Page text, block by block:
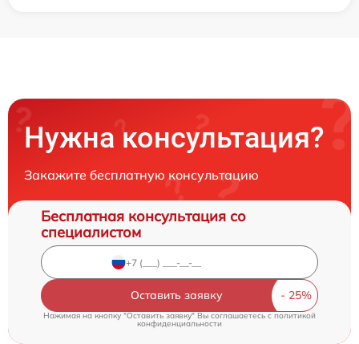
Нужна консультация?
Закажите бесплатную консультацию
Бесплатная консультация со
специалистом
Оставить заявку
Нажимая на кнопку "Оставить заявку" Вы соглашаетесь c политикой
конфиденциальности